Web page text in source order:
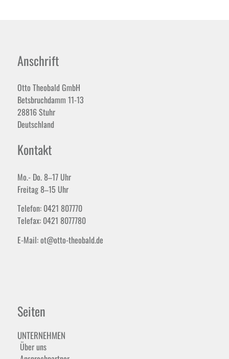
Anschrift
Otto Theobald GmbH
Betsbruchdamm 11-13
28816 Stuhr
Deutschland
Kontakt
Mo.- Do. 8–17 Uhr
Freitag 8–15 Uhr
Telefon: 0421 807770
Telefax: 0421 8077780
E-Mail: ot@otto-theobald.de
Seiten
UNTERNEHMEN
Über uns